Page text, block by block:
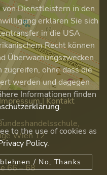
Leaflet| © OpenStreetMap
Impressum| Kontakt
Wien 12
66 – 68
Dienstleistern in den
erklären Sie sich
in die USA
Recht können
Überwachungszwecken
zugreifen, ohne dass die
werden und dagegen
Informationen finden
.
to the use of cookies as
Policy.
/ No, Thanks